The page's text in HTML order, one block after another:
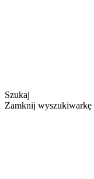
Szukaj
Zamknij wyszukiwarkę